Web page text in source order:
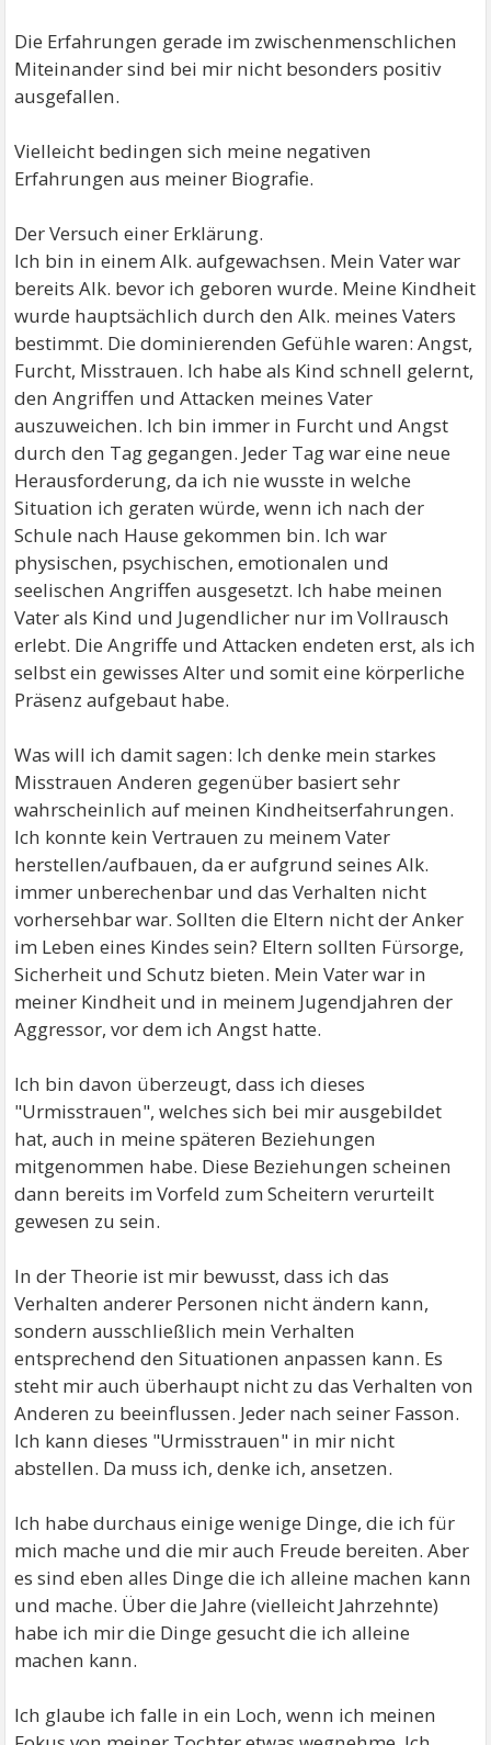
Die Erfahrungen gerade im zwischenmenschlichen
Miteinander sind bei mir nicht besonders positiv
ausgefallen.
Vielleicht bedingen sich meine negativen
Erfahrungen aus meiner Biografie.
Der Versuch einer Erklärung.
Ich bin in einem Alk. aufgewachsen. Mein Vater war
bereits Alk. bevor ich geboren wurde. Meine Kindheit
wurde hauptsächlich durch den Alk. meines Vaters
bestimmt. Die dominierenden Gefühle waren: Angst,
Furcht, Misstrauen. Ich habe als Kind schnell gelernt,
den Angriffen und Attacken meines Vater
auszuweichen. Ich bin immer in Furcht und Angst
durch den Tag gegangen. Jeder Tag war eine neue
Herausforderung, da ich nie wusste in welche
Situation ich geraten würde, wenn ich nach der
Schule nach Hause gekommen bin. Ich war
physischen, psychischen, emotionalen und
seelischen Angriffen ausgesetzt. Ich habe meinen
Vater als Kind und Jugendlicher nur im Vollrausch
erlebt. Die Angriffe und Attacken endeten erst, als ich
selbst ein gewisses Alter und somit eine körperliche
Präsenz aufgebaut habe.
Was will ich damit sagen: Ich denke mein starkes
Misstrauen Anderen gegenüber basiert sehr
wahrscheinlich auf meinen Kindheitserfahrungen.
Ich konnte kein Vertrauen zu meinem Vater
herstellen/aufbauen, da er aufgrund seines Alk.
immer unberechenbar und das Verhalten nicht
vorhersehbar war. Sollten die Eltern nicht der Anker
im Leben eines Kindes sein? Eltern sollten Fürsorge,
Sicherheit und Schutz bieten. Mein Vater war in
meiner Kindheit und in meinem Jugendjahren der
Aggressor, vor dem ich Angst hatte.
Ich bin davon überzeugt, dass ich dieses
"Urmisstrauen", welches sich bei mir ausgebildet
hat, auch in meine späteren Beziehungen
mitgenommen habe. Diese Beziehungen scheinen
dann bereits im Vorfeld zum Scheitern verurteilt
gewesen zu sein.
In der Theorie ist mir bewusst, dass ich das
Verhalten anderer Personen nicht ändern kann,
sondern ausschließlich mein Verhalten
entsprechend den Situationen anpassen kann. Es
steht mir auch überhaupt nicht zu das Verhalten von
Anderen zu beeinflussen. Jeder nach seiner Fasson.
Ich kann dieses "Urmisstrauen" in mir nicht
abstellen. Da muss ich, denke ich, ansetzen.
Ich habe durchaus einige wenige Dinge, die ich für
mich mache und die mir auch Freude bereiten. Aber
es sind eben alles Dinge die ich alleine machen kann
und mache. Über die Jahre (vielleicht Jahrzehnte)
habe ich mir die Dinge gesucht die ich alleine
machen kann.
Ich glaube ich falle in ein Loch, wenn ich meinen